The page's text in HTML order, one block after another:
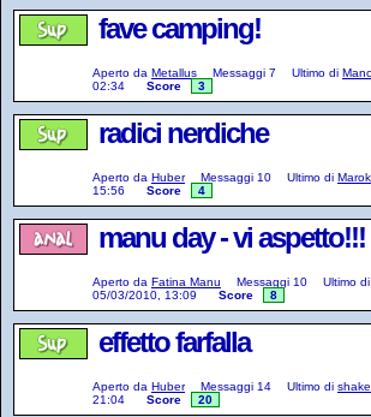
fave camping!
Aperto da Metallus Messaggi 7 Ultimo di
02:34
Score 3
radici nerdiche
Aperto da Huber Messaggi 10 Ultimo di Marok
15:56
Score 4
manu day - vi aspetto!!!
Aperto da Fatina Manu Messaggi 10 Ultimo di
05/03/2010, 13:09
Score 8
effetto farfalla
Aperto da Huber Messaggi 14 Ultimo di shake
21:04
Score 20